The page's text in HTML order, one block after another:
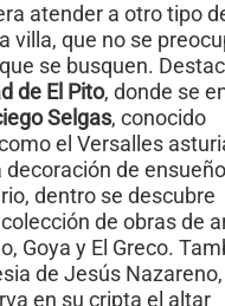
atender a otro tipo
villa, que no se
se busquen.
de El Pito, donde se
Selgas, conocido
el Versalles
decoración de
dentro se descubre
de obras de
Goya y El Greco.
de Jesús
en su cripta el altar